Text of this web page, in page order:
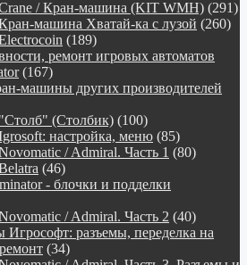
/ Кран-машина (KIT WMH) (291)
машина Хватай-ка с лузой (260)
(189)
ремонт игровых автоматов
(167)
машины других производителей
(Столбик) (100)
настройка, меню (85)
/ Admiral. Часть 1 (80)
(46)
- блочки и подделки
/ Admiral. Часть 2 (40)
Игрософт: разъемы, переделка на
(34)